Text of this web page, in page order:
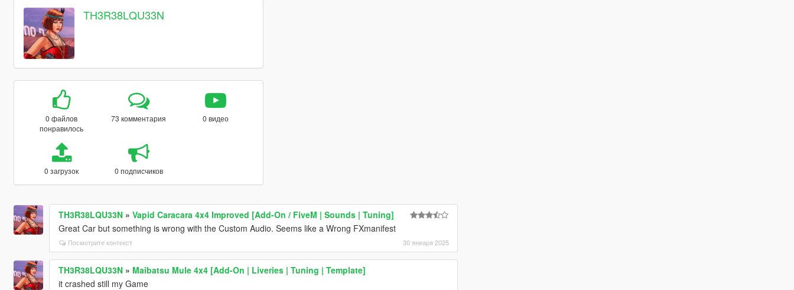
TH3R38LQU33N
0 файлов
понравилось
73 комментария 0 видео
0 загрузок 0 подписчиков
TH3R38LQU33N» Vapid Caracara 4x4 Improved [Add-On / FiveM | Sounds | Tuning]
Great Car but something is wrong with the Custom Audio. Seems like a Wrong FXmanifest
Посмотрите контекст 30 января 2025
TH3R38LQU33N» Maibatsu Mule 4x4 [Add-On | Liveries | Tuning | Template]
it crashed still my Game